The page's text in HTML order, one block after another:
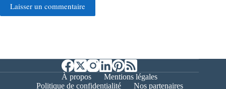
Laisser un commentaire
À propos
Mentions légales
Politique de confidentialité
Nos partenaires